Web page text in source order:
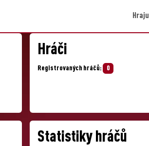
Hraju
Hráči
Registrovaných hráčů: 0
Statistiky hráčů